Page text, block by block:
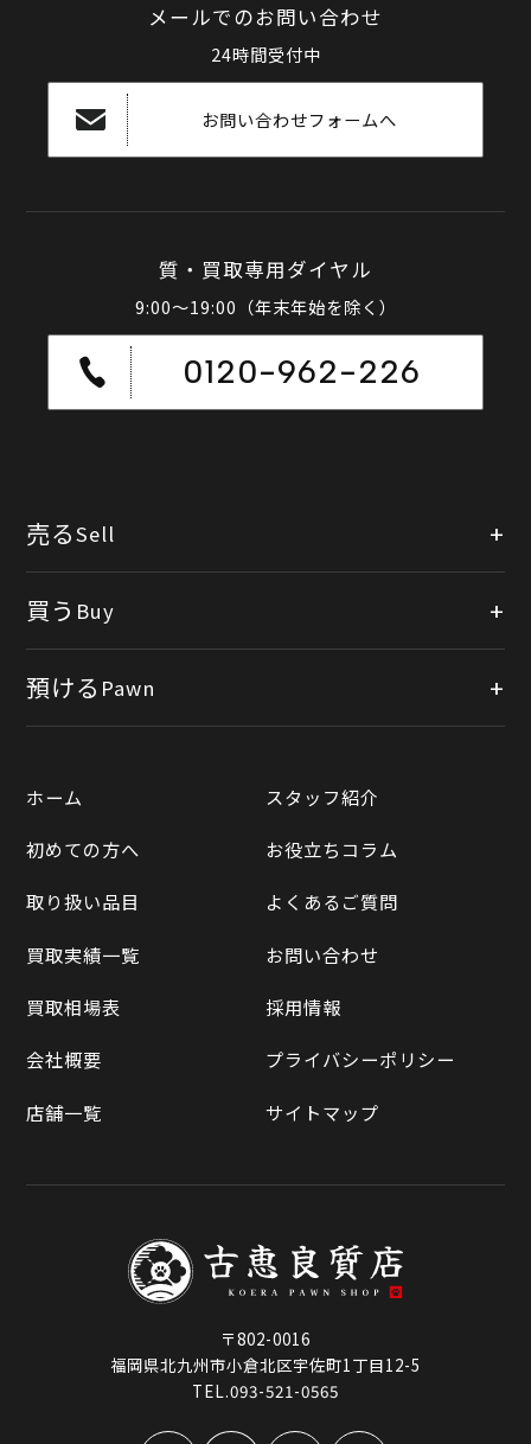
メールでのお問い合わせ
24時間受付中
お問い合わせフォームへ
質・買取専用ダイヤル
9:00～19:00（年末年始を除く）
0120-962-226
売るSell
店頭買取
宅配買取
LINE査定
買取実績一覧
買取相場表
買う Buy
公式オンラインショップ
Yahooショッピング
Yahoo!オークション
メルカリ
ラクマ
預ける Pawn
ホーム
初めての方へ
取り扱い品目
買取実績一覧
買取相場表
会社概要
店舗一覧
スタッフ紹介
お役立ちコラム
よくあるご質問
お問い合わせ
採用情報
プライバシーポリシー
サイトマップ
〒802-0016
福岡県北九州市小倉北区宇佐町1丁目12-5
TEL.093-521-0565